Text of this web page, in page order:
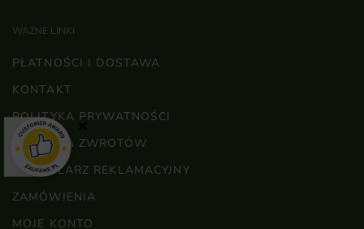
WAŻNE LINKI
PŁATNOŚCI I DOSTAWA
KONTAKT
POLITYKA PRYWATNOŚCI
POLITYKA ZWROTÓW
FORMULARZ REKLAMACYJNY
ZAMÓWIENIA
MOJE KONTO